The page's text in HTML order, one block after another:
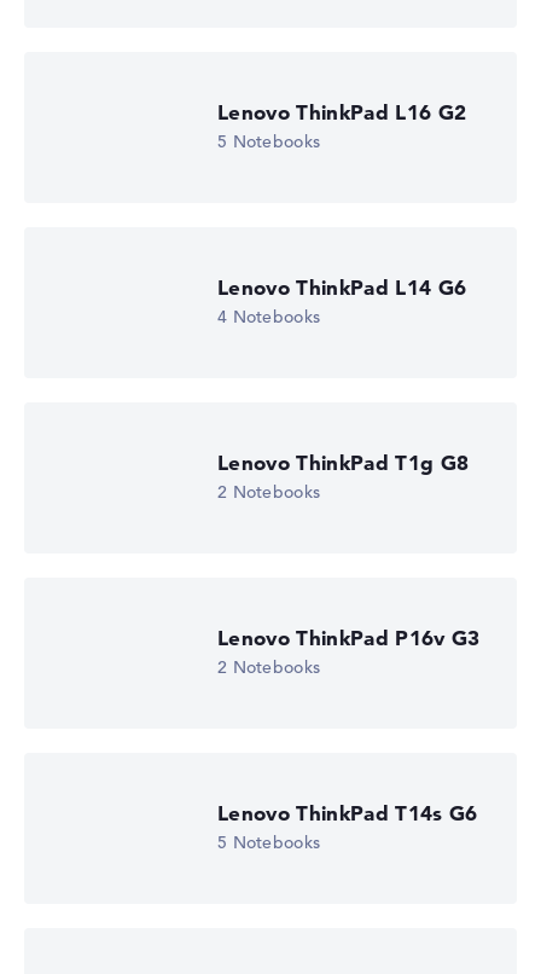
Lenovo ThinkPad L16 G2
5 Notebooks
Lenovo ThinkPad L14 G6
4 Notebooks
Lenovo ThinkPad T1g G8
2 Notebooks
Lenovo ThinkPad P16v G3
2 Notebooks
Lenovo ThinkPad T14s G6
5 Notebooks